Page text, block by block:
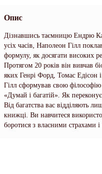
Опис
Дізнавшись таємницю Ендрю
усіх часів, Наполеон Гілл
формулу, як досягати високих
Протягом 20 років він вивчав
яких Генрі Форд, Томас Едісон
Гілл сформував свою
«Думай і багатій». Як
Від багатства вас відділяють
книжці. Ви навчитеся
боротися з власними страхами